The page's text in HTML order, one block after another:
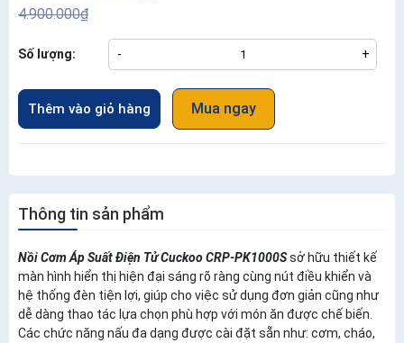
4.900.000₫
Số lượng: - +
Thêm vào giỏ hàng Mua ngay
Thông tin sản phẩm
Nồi Cơm Áp Suất Điện Tử Cuckoo CRP-PK1000Ssở hữu thiết kế
màn hình hiển thị hiện đại sáng rõ ràng cùng nút điều khiển và
hệ thống đèn tiện lợi, giúp cho việc sử dụng đơn giản cũng như
dễ dàng thao tác lựa chọn phù hợp với món ăn được chế biến.
Các chức năng nấu đa dạng được cài đặt sẵn như: cơm, cháo,